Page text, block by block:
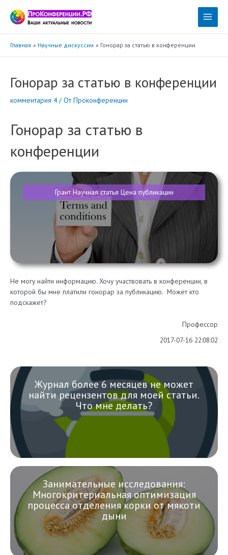
содержимому
Main
Главная Научные дискуссии Гонорар за статью в конференции
Гонорар за статью в конференции
комментария 4 / ОтПроконференции
Гонорар за статью в
конференции
Грант Научная статья Цена публикации
Не могу найти информацию. Хочу участвовать в конференции, в
которой бы мне платили гонорар за публикацию. Может кто
подскажет?
Профессор
2017-07-16 22:08:02
Журнал более 6 месяцев не может
найти рецензентов для моей статьи.
Что мне делать?
Занимательные исследования:
Многокритериальная оптимизация
процесса отделения корки от мякоти
дыни